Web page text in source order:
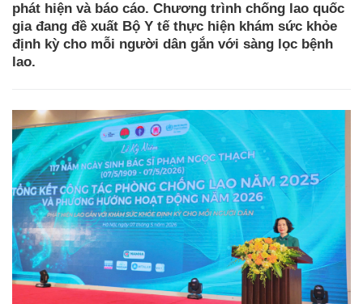
phát hiện và báo cáo. Chương trình chống lao quốc
gia đang đề xuất Bộ Y tế thực hiện khám sức khỏe
định kỳ cho mỗi người dân gắn với sàng lọc bệnh
lao.